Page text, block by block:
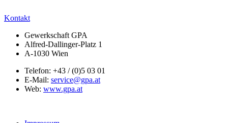
Kontakt
Gewerkschaft GPA
Alfred-Dallinger-Platz 1
A-1030 Wien
Telefon: +43 / (0)5 03 01
E-Mail: service@gpa.at
Web: www.gpa.at